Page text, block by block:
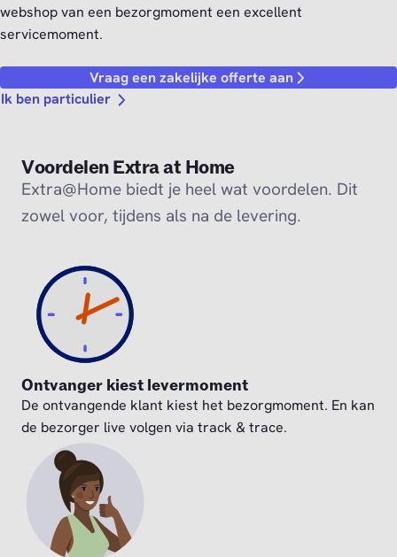
webshop van een bezorgmoment een excellent
servicemoment.
Vraag een zakelijke offerte aan
Ik ben particulier
Voordelen Extra at Home
Extra@Home biedt je heel wat voordelen. Dit
zowel voor, tijdens als na de levering.
Ontvanger kiest levermoment
De ontvangende klant kiest het bezorgmoment. En kan
de bezorger live volgen via track & trace.